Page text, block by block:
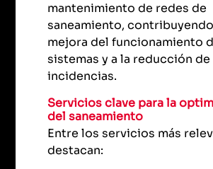
mantenimiento de redes de
saneamiento,
mejora del funcionamiento
sistemas y a la reducción de
incidencias.
Servicios clave para la
del saneamiento
Entre los servicios más
destacan: